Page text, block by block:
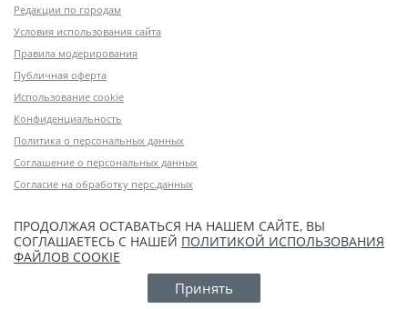
Редакции по городам
Условия использования сайта
Правила модерирования
Публичная оферта
Использование cookie
Конфиденциальность
Политика о персональных данных
Соглашение о персональных данных
Согласие на обработку перс.данных
ПРОДОЛЖАЯ ОСТАВАТЬСЯ НА НАШЕМ САЙТЕ, ВЫ
СОГЛАШАЕТЕСЬ С НАШЕЙ ПОЛИТИКОЙ ИСПОЛЬЗОВАНИЯ
ФАЙЛОВ COOKIE
Принять